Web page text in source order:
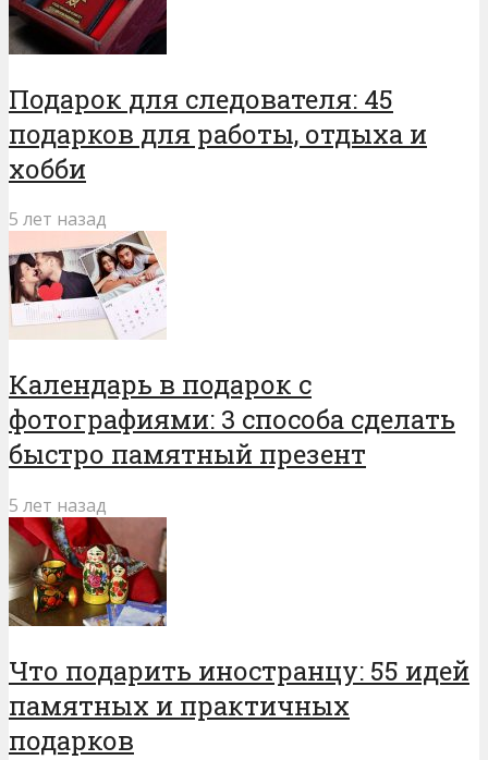
Подарок для следователя: 45
подарков для работы, отдыха и
хобби
5 лет назад
Календарь в подарок с
фотографиями: 3 способа сделать
быстро памятный презент
5 лет назад
Что подарить иностранцу: 55 идей
памятных и практичных
подарков